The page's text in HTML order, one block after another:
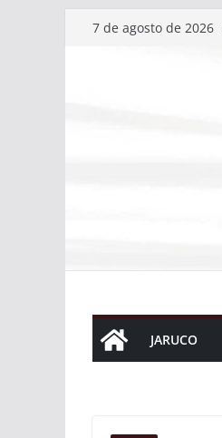
Saltar7 de agosto de 2026
JARUCO